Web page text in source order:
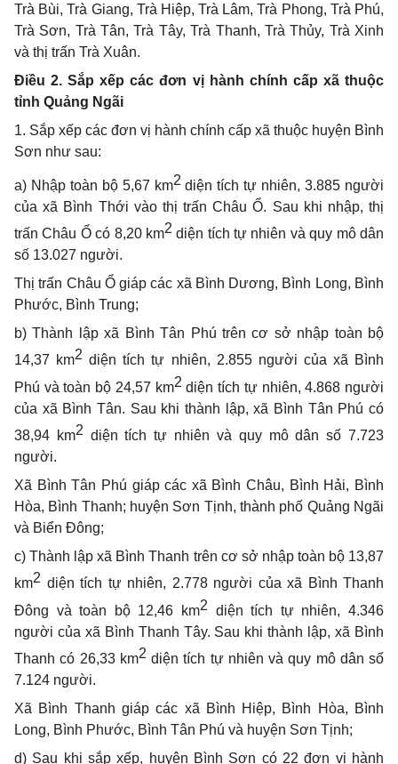
Trà Bùi, Trà Giang, Trà Hiệp, Trà Lâm, Trà Phong, Trà Phú,
Trà Sơn, Trà Tân, Trà Tây, Trà Thanh, Trà Thủy, Trà Xinh
và thị trấn Trà Xuân.
Điều 2. Sắp xếp các đơn vị hành chính cấp xã thuộc
tỉnh Quảng Ngãi
1. Sắp xếp các đơn vị hành chính cấp xã thuộc huyện Bình
Sơn như sau:
a) Nhập toàn bộ 5,67 km2 diện tích tự nhiên, 3.885 người
của xã Bình Thới vào thị trấn Châu Ổ. Sau khi nhập, thị
trấn Châu Ổ có 8,20 km2 diện tích tự nhiên và quy mô dân
số 13.027 người.
Thị trấn Châu Ổ giáp các xã Bình Dương, Bình Long, Bình
Phước, Bình Trung;
b) Thành lập xã Bình Tân Phú trên cơ sở nhập toàn bộ
14,37 km2 diện tích tự nhiên, 2.855 người của xã Bình
Phú và toàn bộ 24,57 km2 diện tích tự nhiên, 4.868 người
của xã Bình Tân. Sau khi thành lập, xã Bình Tân Phú có
38,94 km2 diện tích tự nhiên và quy mô dân số 7.723
người.
Xã Bình Tân Phú giáp các xã Bình Châu, Bình Hải, Bình
Hòa, Bình Thanh; huyện Sơn Tịnh, thành phố Quảng Ngãi
và Biển Đông;
c) Thành lập xã Bình Thanh trên cơ sở nhập toàn bộ 13,87
km2 diện tích tự nhiên, 2.778 người của xã Bình Thanh
Đông và toàn bộ 12,46 km2 diện tích tự nhiên, 4.346
người của xã Bình Thanh Tây. Sau khi thành lập, xã Bình
Thanh có 26,33 km2 diện tích tự nhiên và quy mô dân số
7.124 người.
Xã Bình Thanh giáp các xã Bình Hiệp, Bình Hòa, Bình
Long, Bình Phước, Bình Tân Phú và huyện Sơn Tịnh;
d) Sau khi sắp xếp, huyện Bình Sơn có 22 đơn vị hành